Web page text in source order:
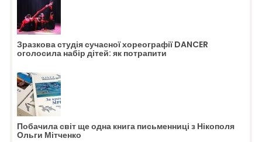
Зразкова студія сучасної хореографії DANCER
оголосила набір дітей: як потрапити
Побачила світ ще одна книга письменниці з Нікополя
Ольги Мітченко